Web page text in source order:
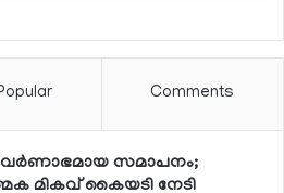
Comments
വര്‍ണാഭമായ സമാപനം;
മികവ് കൈയടി നേടി